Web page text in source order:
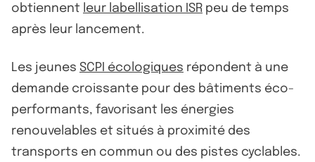
obtiennent leur labellisation ISR peu de temps
après leur lancement.
Les jeunes SCPI écologiques répondent à une
demande croissante pour des bâtiments éco-
performants, favorisant les énergies
renouvelables et situés à proximité des
transports en commun ou des pistes cyclables.